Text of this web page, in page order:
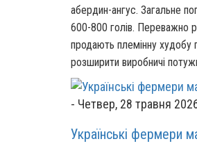
абердин-ангус. Загальне
600-800 голів. Переважно
продають племінну худобу
розширити виробничі
- Четвер, 28 травня
Українські фермери